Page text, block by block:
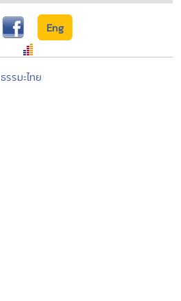
Eng
ธรรมะไทย